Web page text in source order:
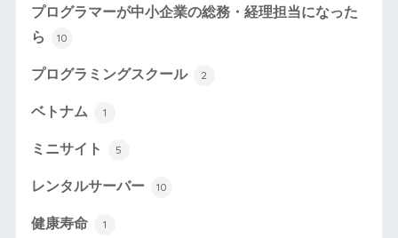
プログラマーが中小企業の総務・経理担当になった
ら
10
プログラミングスクール 2
ベトナム 1
ミニサイト 5
レンタルサーバー 10
健康寿命 1